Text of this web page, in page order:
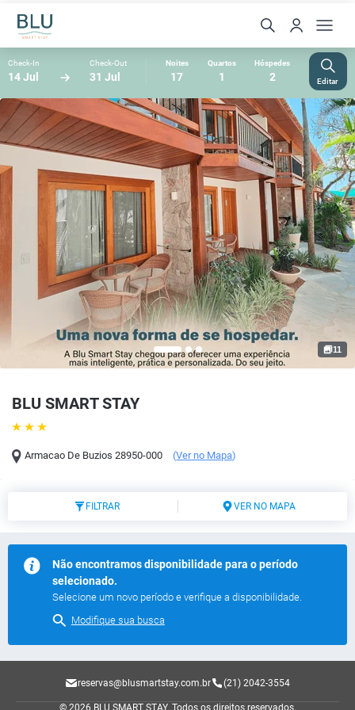
Check-In
14 Jul
Check-Out
31 Jul
Noites
17
Quartos
1
Hóspedes
2 Editar
BLU SMART STAY
Armacao De Buzios 28950-000 (Ver no Mapa)
11
FILTRAR VER NO MAPA
Não encontramos disponibilidade para o período
selecionado.
Selecione um novo período e verifique a disponibilidade.
Modifique sua busca
reservas@blusmartstay.com.br (21) 2042-3554
© 2026 BLU SMART STAY. Todos os direitos reservados.